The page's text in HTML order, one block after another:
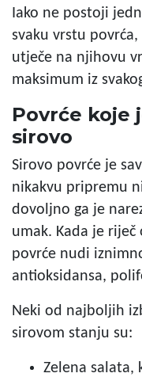
Iako ne postoji
svaku vrstu
utječe na njihovu
maksimum iz
Povrće koje
sirovo
Sirovo povrće je
nikakvu pripremu
dovoljno ga je
umak. Kada je
povrće nudi
antioksidansa,
Neki od najboljih
sirovom stanju su:
Zelena salata,